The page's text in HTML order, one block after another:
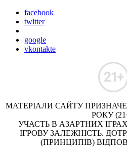
facebook
twitter
google
vkontakte
МАТЕРІАЛИ САЙТУ
РОКУ
УЧАСТЬ В АЗАРТНИХ
ІГРОВУ ЗАЛЕЖНІСТЬ.
(ПРИНЦИПІВ)